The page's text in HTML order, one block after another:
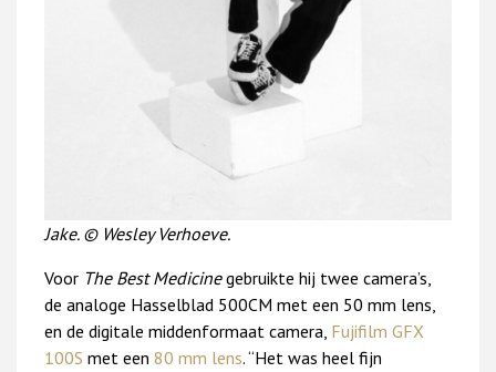
Jake. © Wesley Verhoeve.
Voor The Best Medicinegebruikte hij twee camera’s,
de analoge Hasselblad 500CM met een 50 mm lens,
en de digitale middenformaat camera, Fujifilm GFX
100S met een 80 mm lens. “Het was heel fijn